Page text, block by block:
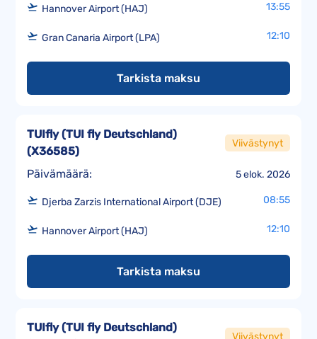
Hannover Airport (HAJ) 13:55
Gran Canaria Airport (LPA) 12:10
Tarkista maksu
Päivämäärä: 5 elok. 2026
TUIfly (TUI fly Deutschland)
(X36585)
Viivästynyt
Djerba Zarzis International Airport (DJE) 08:55
Hannover Airport (HAJ) 12:10
Tarkista maksu
TUIfly (TUI fly Deutschland)
Viivästynyt